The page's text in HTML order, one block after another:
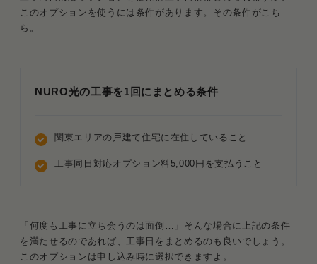
このオプションを使うには条件があります。その条件がこち
ら。
NURO光の工事を1回にまとめる条件
関東エリアの戸建て住宅に在住していること
工事同日対応オプション料5,000円を支払うこと
「何度も工事に立ち会うのは面倒…」そんな場合に上記の条件
を満たせるのであれば、工事日をまとめるのも良いでしょう。
このオプションは申し込み時に選択できますよ。